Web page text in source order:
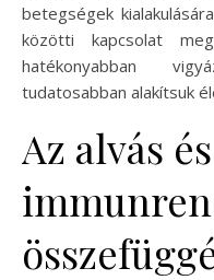
betegségek
közötti kapcsolat
hatékonyabban
tudatosabban alakítsuk
Az alvás